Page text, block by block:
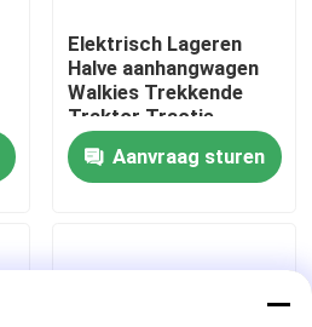
Elektrisch Lageren
Halve aanhangwagen
Walkies Trekkende
Traktor Tractie
Gewicht 8000 KG
Batterijcapaciteit 24
V 320 AH
Aanvraag sturen